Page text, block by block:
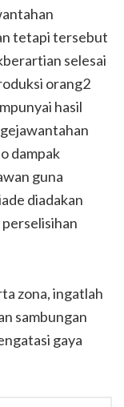
tetapi tersebut
selesai
orang2
hasil
dampak
guna
diadakan
zona, ingatlah
sambungan
gaya